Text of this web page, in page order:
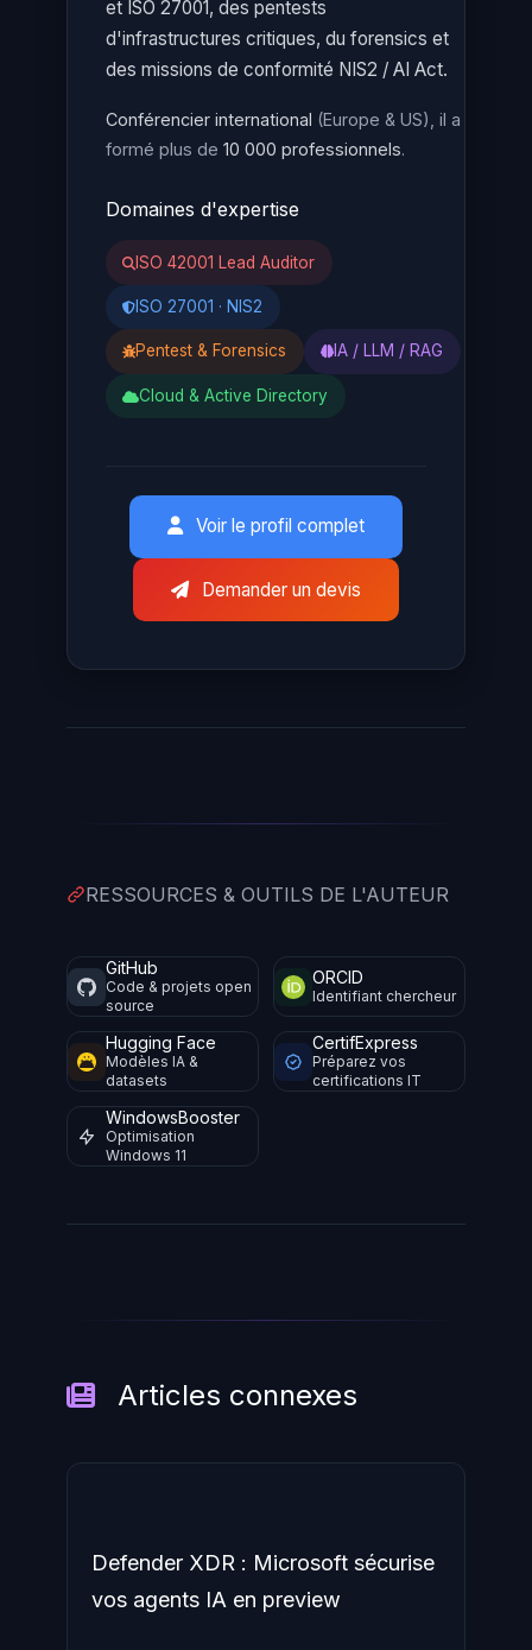
et ISO 27001, des pentests
d'infrastructures critiques, du forensics et
des missions de conformité NIS2 / AI Act.
Conférencier international (Europe & US), il a
formé plus de 10 000 professionnels.
Domaines d'expertise
ISO 42001 Lead Auditor
ISO 27001 · NIS2
Pentest & Forensics IA / LLM / RAG
Cloud & Active Directory
Voir le profil complet
Demander un devis
RESSOURCES & OUTILS DE L'AUTEUR
GitHub
Code & projets open
source
ORCID
Identifiant chercheur
Hugging Face
Modèles IA &
datasets
CertifExpress
Préparez vos
certifications IT
WindowsBooster
Optimisation
Windows 11
Articles connexes
Defender XDR : Microsoft sécurise
vos agents IA en preview